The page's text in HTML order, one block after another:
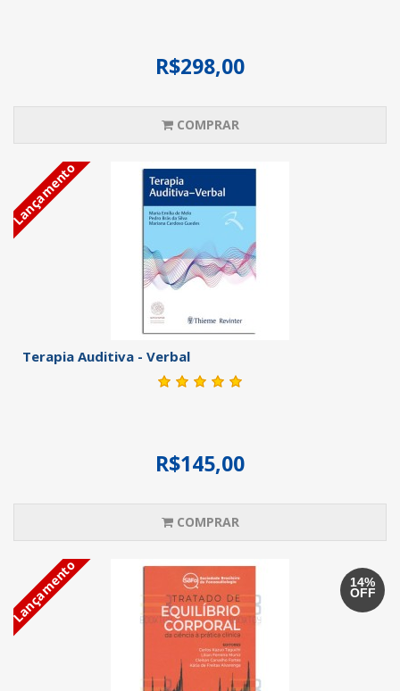
R$298,00
COMPRAR
Lançamento
Terapia Auditiva - Verbal
R$145,00
COMPRAR
14%
OFF
Lançamento